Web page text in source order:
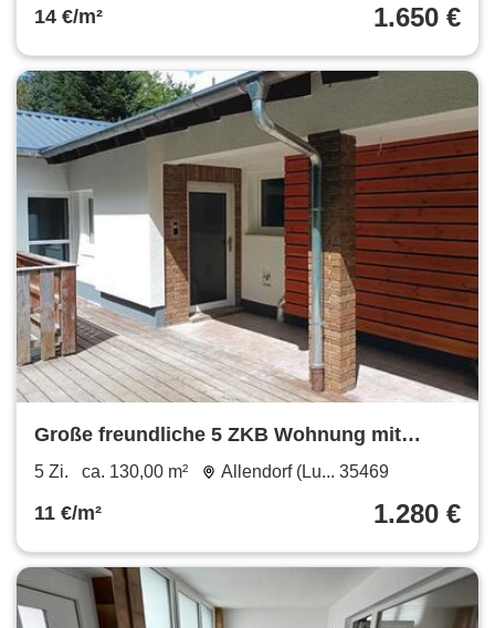
14 €/m² 1.650 €
Große freundliche 5 ZKB Wohnung mit
Wohnküche (1613-5002-WHG)
5 Zi. ca. 130,00 m² Allendorf (Lu... 35469
11 €/m² 1.280 €